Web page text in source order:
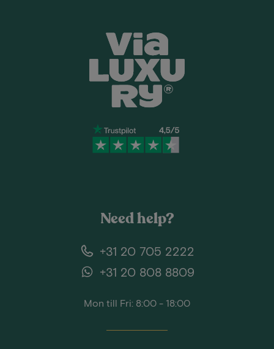
Need help?
+31 20 705 2222
+31 20 808 8809
Mon till Fri: 8:00 - 18:00